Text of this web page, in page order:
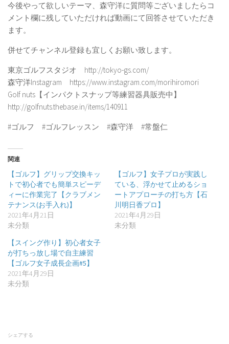
今後やって欲しいテーマ、森守洋に質問等ございましたらコ
メント欄に残していただければ動画にて回答させていただき
ます。
併せてチャンネル登録も宜しくお願い致します。
東京ゴルフスタジオ http://tokyo-gs.com/
森守洋Instagram https://www.instagram.com/morihiromori
Golf nuts【インパクトスナップ等練習器具販売中】
http://golfnuts.thebase.in/items/140911
#ゴルフ #ゴルフレッスン #森守洋 #常盤仁
関連
【ゴルフ】グリップ交換キッ
トで初心者でも簡単スピーデ
ィーに作業完了【クラブメン
テナンス(お手入れ)】
2021年4月21日
未分類
【ゴルフ】女子プロが実践し
ている、浮かせて止めるショ
ートアプローチの打ち方【石
川明日香プロ】
2021年4月29日
未分類
【スイング作り】初心者女子
が打ちっ放し場で自主練習
【ゴルフ女子成長企画#5】
2021年4月29日
未分類
シェアする